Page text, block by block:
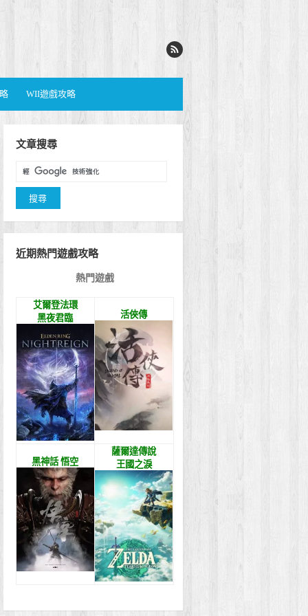
WII遊戲攻略
文章搜尋
近期熱門遊戲攻略
熱門遊戲
艾爾登法環
黑夜君臨
活俠傳
黑神話 悟空
薩爾達傳說
王國之淚